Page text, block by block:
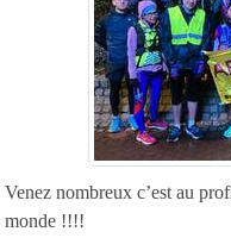
Venez nombreux c’est au
monde !!!!